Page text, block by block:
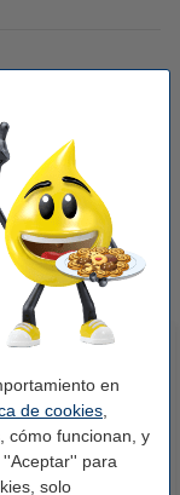
en
de cookies
cómo funcionan, y
para
solo